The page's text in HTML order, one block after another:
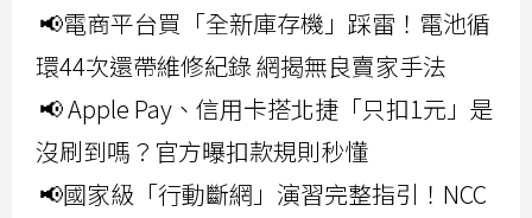
📢電商平台買「全新庫存機」踩雷！電池循
環44次還帶維修紀錄 網揭無良賣家手法
📢 Apple Pay、信用卡搭北捷「只扣1元」是
沒刷到嗎？官方曝扣款規則秒懂
📢國家級「行動斷網」演習完整指引！NCC